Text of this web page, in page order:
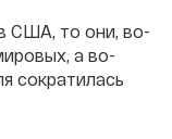
США, то они, во-
а во-
сократилась